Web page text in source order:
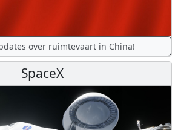
over ruimtevaart in China!
SpaceX